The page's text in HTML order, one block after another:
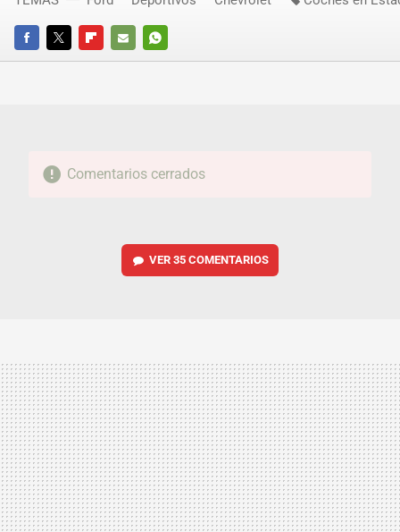
FACEBOOKTWITTERFLIPBOARD
E-
WHATSAPP
Comentarios cerrados
VER 35 COMENTARIOS